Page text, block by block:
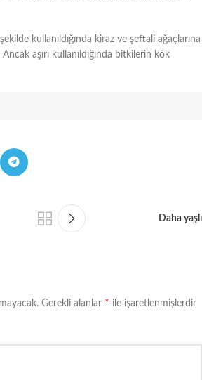
kullanıldığında kiraz ve şeftali ağaçlarına
aşırı kullanıldığında bitkilerin kök
Daha yaşlı
Gerekli alanlar * ile işaretlenmişlerdir